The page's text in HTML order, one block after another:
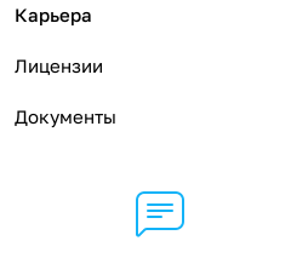
Карьера
Лицензии
Документы